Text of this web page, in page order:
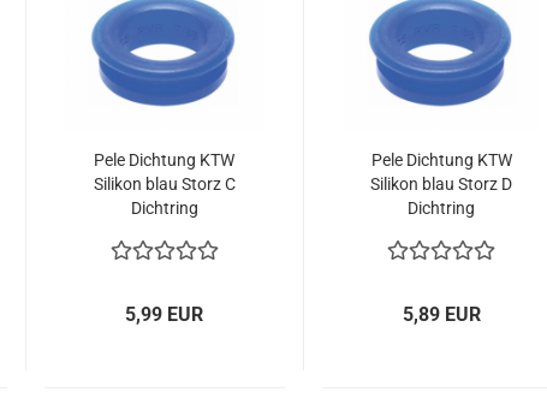
Pele Dichtung KTW
Silikon blau Storz C
Dichtring
Druckdichtung DVGW
5,99 EUR
Pele Dichtung KTW
Silikon blau Storz D
Dichtring
Druckdichtung DVGW
5,89 EUR